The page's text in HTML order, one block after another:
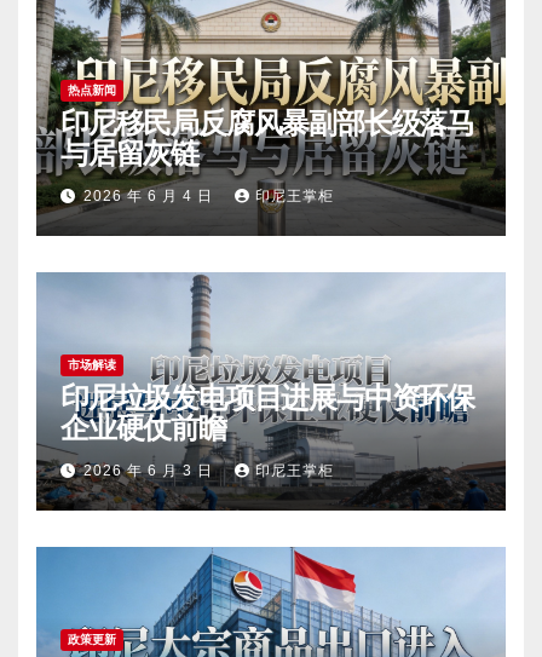
热点新闻
印尼移民局反腐风暴副部长级落马
与居留灰链
2026 年 6 月 4 日 印尼王掌柜
市场解读
印尼垃圾发电项目进展与中资环保
企业硬仗前瞻
2026 年 6 月 3 日 印尼王掌柜
政策更新